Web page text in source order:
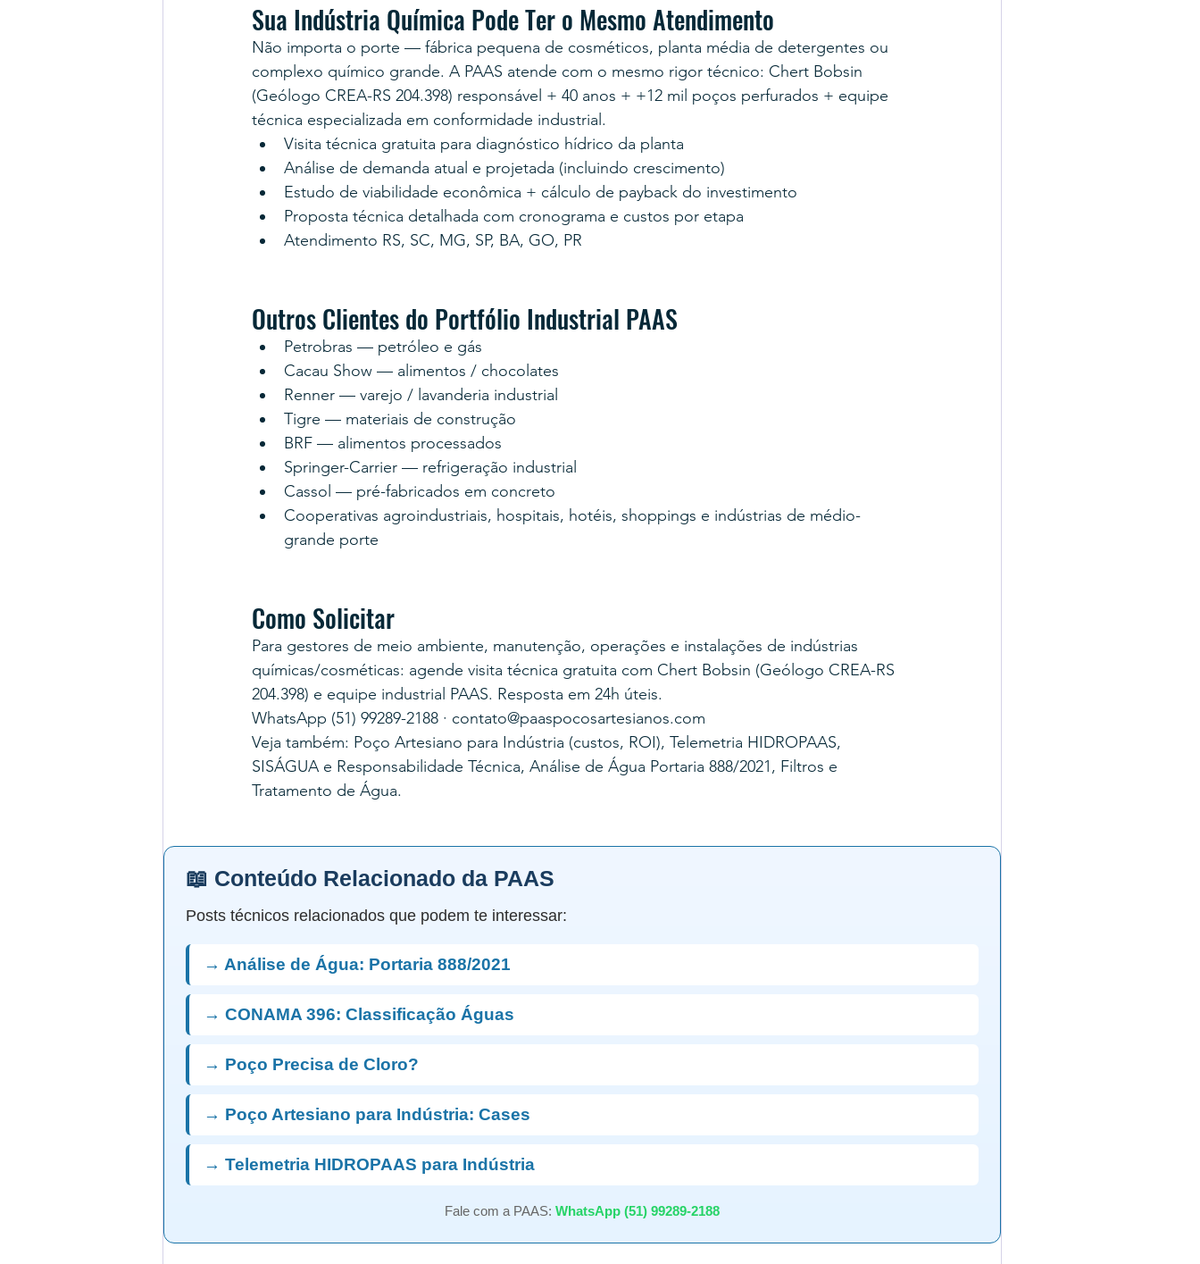
Sua Indústria Química Pode Ter o Mesmo Atendimento
Não importa o porte — fábrica pequena de cosméticos, planta média de detergentes ou
complexo químico grande. A PAAS atende com o mesmo rigor técnico: Chert Bobsin
(Geólogo CREA-RS 204.398) responsável + 40 anos + +12 mil poços perfurados + equipe
técnica especializada em conformidade industrial.
Visita técnica gratuita para diagnóstico hídrico da planta
Análise de demanda atual e projetada (incluindo crescimento)
Estudo de viabilidade econômica + cálculo de payback do investimento
Proposta técnica detalhada com cronograma e custos por etapa
Atendimento RS, SC, MG, SP, BA, GO, PR
Outros Clientes do Portfólio Industrial PAAS
Petrobras — petróleo e gás
Cacau Show — alimentos / chocolates
Renner — varejo / lavanderia industrial
Tigre — materiais de construção
BRF — alimentos processados
Springer-Carrier — refrigeração industrial
Cassol — pré-fabricados em concreto
Cooperativas agroindustriais, hospitais, hotéis, shoppings e indústrias de médio-
grande porte
Como Solicitar
Para gestores de meio ambiente, manutenção, operações e instalações de indústrias
químicas/cosméticas: agende visita técnica gratuita com Chert Bobsin (Geólogo CREA-RS
204.398) e equipe industrial PAAS. Resposta em 24h úteis.
WhatsApp (51) 99289-2188 · contato@paaspocosartesianos.com
Veja também: Poço Artesiano para Indústria (custos, ROI), Telemetria HIDROPAAS,
SISÁGUA e Responsabilidade Técnica, Análise de Água Portaria 888/2021, Filtros e
Tratamento de Água.
📖 Conteúdo Relacionado da PAAS
Posts técnicos relacionados que podem te interessar:
→ Análise de Água: Portaria 888/2021
→ CONAMA 396: Classificação Águas
→ Poço Precisa de Cloro?
→ Poço Artesiano para Indústria: Cases
→ Telemetria HIDROPAAS para Indústria
Fale com a PAAS: WhatsApp (51) 99289-2188